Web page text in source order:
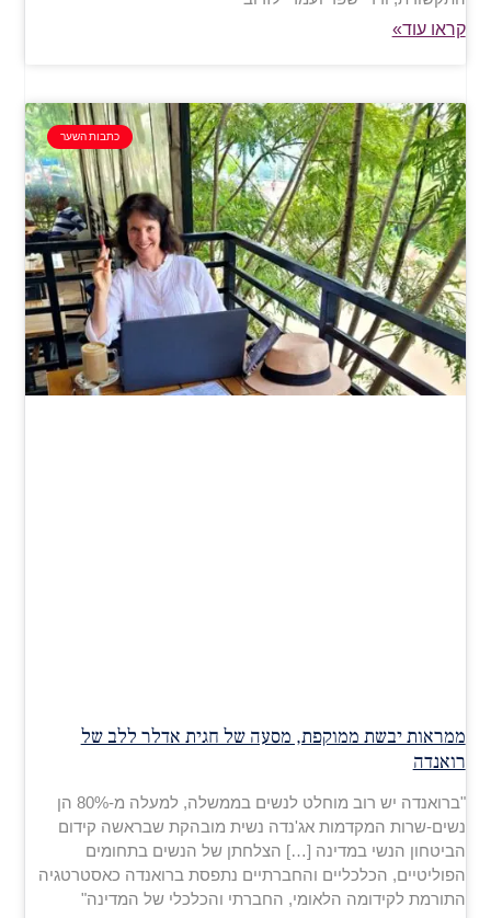
קראו עוד»
כתבות השער
ממראות יבשת ממוקפת, מסעה של חגית אדלר ללב של
רואנדה
"ברואנדה יש רוב מוחלט לנשים בממשלה, למעלה מ-80% הן
נשים-שרות המקדמות אג'נדה נשית מובהקת שבראשה קידום
הביטחון הנשי במדינה […] הצלחתן של הנשים בתחומים
הפוליטיים, הכלכליים והחברתיים נתפסת ברואנדה כאסטרטגיה
התורמת לקידומה הלאומי, החברתי והכלכלי של המדינה"